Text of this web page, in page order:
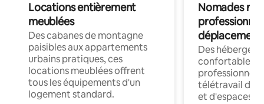
Locations entièrement
meublées
Des cabanes de montagne
paisibles aux appartements
urbains pratiques, ces
locations meublées offrent
tous les équipements d'un
logement standard.
Nomades
déplacement
Des
confortables
professionnels
télétravail
et d'espaces